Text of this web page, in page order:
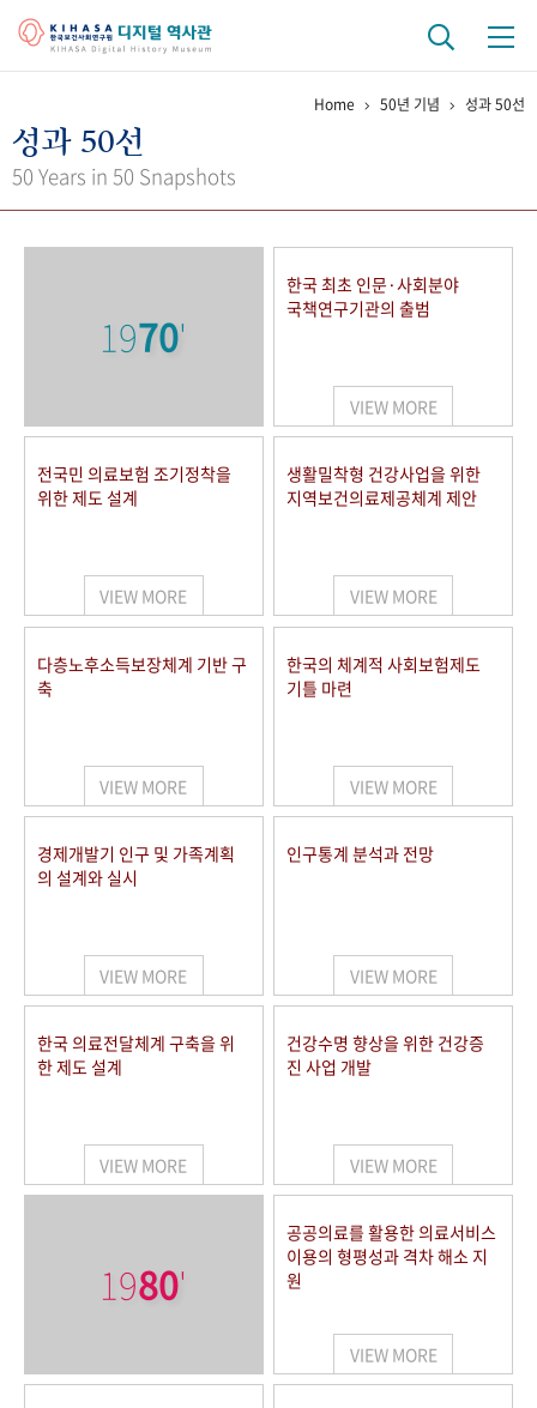
걸어온 길 기관 변천사
키워드로 보는 연구 역사
연구자들
사진 아카이브 문서 기록물 행정박물 영상 기록물
50+1 주년 기념
세계와 함께 한 KIHASA
VR 역사관
Home 50년 기념 성과 50선
성과 50선
50 Years in 50 Snapshots
1970'
한국 최초 인문·사회분야
국책연구기관의 출범
VIEW MORE
전국민 의료보험 조기정착을
위한 제도 설계
VIEW MORE
생활밀착형 건강사업을 위한
지역보건의료제공체계 제안
VIEW MORE
다층노후소득보장체계 기반 구
축
VIEW MORE
한국의 체계적 사회보험제도
기틀 마련
VIEW MORE
경제개발기 인구 및 가족계획
의 설계와 실시
VIEW MORE
인구통계 분석과 전망
VIEW MORE
한국 의료전달체계 구축을 위
한 제도 설계
VIEW MORE
건강수명 향상을 위한 건강증
진 사업 개발
VIEW MORE
1980'
공공의료를 활용한 의료서비스
이용의 형평성과 격차 해소 지
원
VIEW MORE